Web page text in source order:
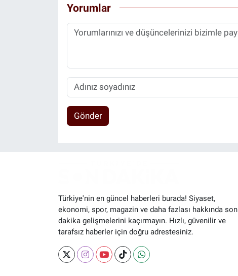
Yorumlar
Gönder
Türkiye'nin en güncel haberleri burada! Siyaset,
ekonomi, spor, magazin ve daha fazlası hakkında son
dakika gelişmelerini kaçırmayın. Hızlı, güvenilir ve
tarafsız haberler için doğru adrestesiniz.